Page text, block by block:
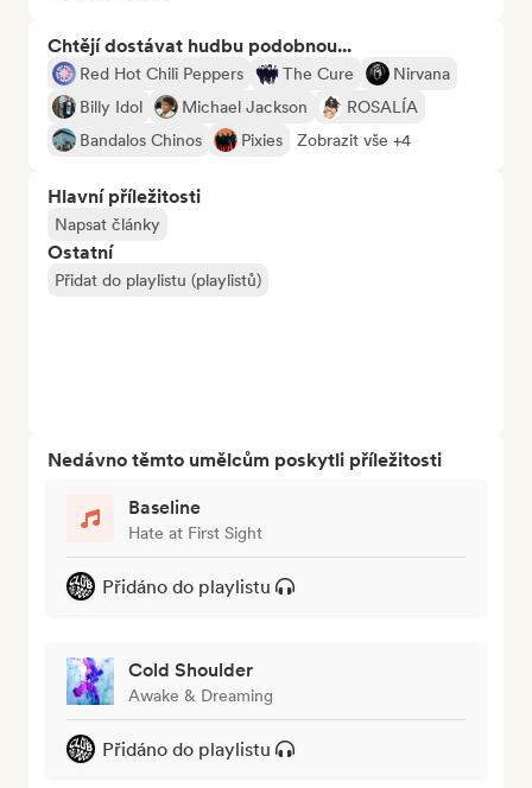
Chtějí dostávat hudbu podobnou...
Red Hot Chili Peppers The Cure
Nirvana
Billy Idol
Michael Jackson
ROSALÍA
Bandalos Chinos
Pixies Zobrazit vše +4
Hlavní příležitosti
Napsat články
Ostatní
Přidat do playlistu (playlistů)
Nedávno těmto umělcům poskytli příležitosti
Baseline
Hate at First Sight
Přidáno do playlistu
Cold Shoulder
Awake & Dreaming
Přidáno do playlistu